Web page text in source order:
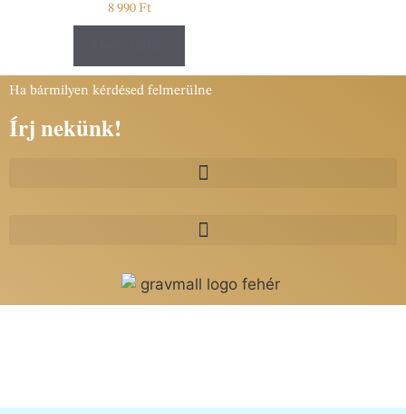
8 990 Ft
Ha bármilyen kérdésed felmerülne
Írj nekünk!